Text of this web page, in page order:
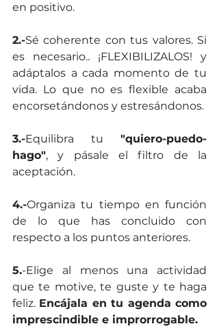
en positivo.
2.-Sé coherente con tus valores. Si
es necesario.. ¡FLEXIBILIZALOS! y
adáptalos a cada momento de tu
vida. Lo que no es flexible acaba
encorsetándonos y estresándonos.
3.-Equilibra tu "quiero-puedo-
hago", y pásale el filtro de la
aceptación.
4.-Organiza tu tiempo en función
de lo que has concluido con
respecto a los puntos anteriores.
5.-Elige al menos una actividad
que te motive, te guste y te haga
feliz. Encájala en tu agenda como
imprescindible e improrrogable.